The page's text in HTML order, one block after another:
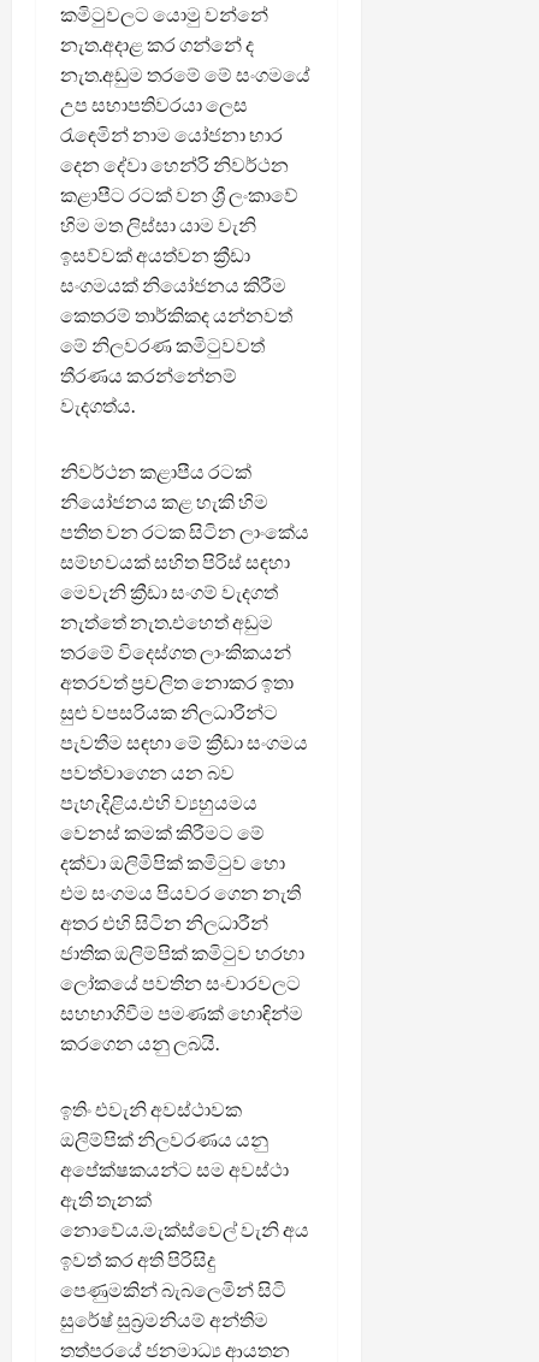
කමිටුවලට යොමු වන්නේ
නැත.අදාළ කර ගන්නේ ද
නැත.අඩුම තරමේ මේ සංගමයේ
උප සභාපතිවරයා ලෙස
රැඳෙමින් නාම යෝජනා භාර
දෙන දේවා හෙන්රි නිවර්ථන
කළාපීට රටක් වන ශ්‍රී ලංකාවේ
හිම මත ලිස්සා යාම වැනි
ඉසව්වක් අයත්වන ක්‍රීඩා
සංගමයක් නියෝජනය කිරීම
කෙතරම් තාර්කිකද යන්නවත්
මේ නිලවරණ කමිටුවවත්
තීරණය කරන්නේනම්
වැදගත්ය.
නිවර්ථන කළාපීය රටක්
නියෝජනය කළ හැකි හිම
පතිත වන රටක සිටින ලාංකේය
සම්භවයක් සහිත පිරිස් සඳහා
මෙවැනි ක්‍රීඩා සංගම් වැදගත්
නැත්තේ නැත.එහෙත් අඩුම
තරමේ විදෙස්ගත ලාංකිකයන්
අතරවත් ප්‍රචලිත නොකර ඉතා
සුළු වපසරියක නිලධාරීන්ට
පැවතීම සඳහා මේ ක්‍රීඩා සංගමය
පවත්වාගෙන යන බව
පැහැදිළිය.එහි ව්‍යහුයමය
වෙනස් කමක් කිරීමට මේ
දක්වා ඔලිමිපික් කමිටුව හො
එම සංගමය පියවර ගෙන නැති
අතර එහි සිටින නිලධාරීන්
ජාතික ඔලිම්පික් කමිටුව හරහා
ලෝකයේ පවතින සංචාරවලට
සහභාගිවීම පමණක් හොඳින්ම
කරගෙන යනු ලබයි.
ඉතිං එවැනි අවස්ථාවක
ඔලිම්පික් නිලවරණය යනු
අපේක්ෂකයන්ට සම අවස්ථා
ඇති තැනක්
නොවේය.මැක්ස්වෙල් වැනි අය
ඉවත් කර අති පිරිසිදු
පෙණුමකින් බැබලෙමින් සිටි
සුරේෂ් සුබ්‍රමනියම් අන්තිම
තත්පරයේ ජනමාධ්‍ය ආයතන